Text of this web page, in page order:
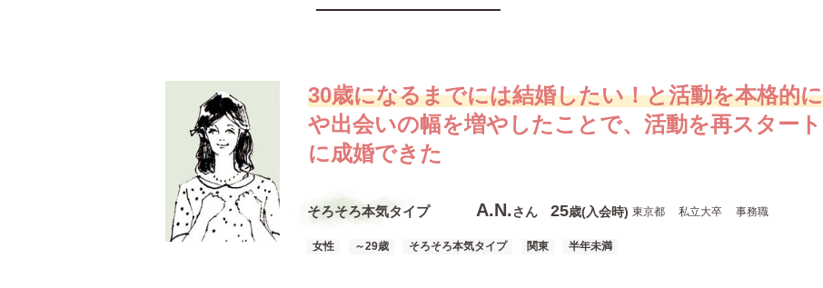
30歳になるまでには結婚したい！と活動を本格的
や出会いの幅を増やしたことで、活動を再スター
に成婚できた
そろそろ本気タイプ A.N.さん 25歳(入会時) 東京都 私立大卒 事務職
女性 ～29歳 そろそろ本気タイプ 関東 半年未満